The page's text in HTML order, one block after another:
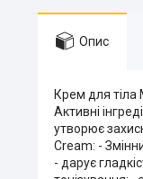
Опис
Крем для тіла
Активні
утворює
Cream: -
- дарує